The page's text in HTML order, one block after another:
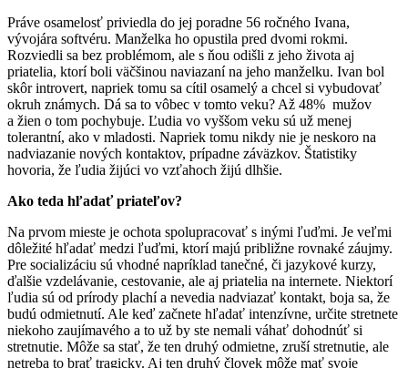
Práve osamelosť priviedla do jej poradne 56 ročného Ivana,
vývojára softvéru. Manželka ho opustila pred dvomi rokmi.
Rozviedli sa bez problémom, ale s ňou odišli z jeho života aj
priatelia, ktorí boli väčšinou naviazaní na jeho manželku. Ivan bol
skôr introvert, napriek tomu sa cítil osamelý a chcel si vybudovať
okruh známych. Dá sa to vôbec v tomto veku? Až 48% mužov
a žien o tom pochybuje. Ľudia vo vyššom veku sú už menej
tolerantní, ako v mladosti. Napriek tomu nikdy nie je neskoro na
nadviazanie nových kontaktov, prípadne záväzkov. Štatistiky
hovoria, že ľudia žijúci vo vzťahoch žijú dlhšie.
Ako teda hľadať priateľov?
Na prvom mieste je ochota spolupracovať s inými ľuďmi. Je veľmi
dôležité hľadať medzi ľuďmi, ktorí majú približne rovnaké záujmy.
Pre socializáciu sú vhodné napríklad tanečné, či jazykové kurzy,
ďalšie vzdelávanie, cestovanie, ale aj priatelia na internete. Niektorí
ľudia sú od prírody plachí a nevedia nadviazať kontakt, boja sa, že
budú odmietnutí. Ale keď začnete hľadať intenzívne, určite stretnete
niekoho zaujímavého a to už by ste nemali váhať dohodnúť si
stretnutie. Môže sa stať, že ten druhý odmietne, zruší stretnutie, ale
netreba to brať tragicky. Aj ten druhý človek môže mať svoje